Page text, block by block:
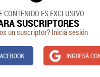
CONTENIDO ES EXCLUSIVO
SUSCRIPTORES
un suscriptor? Iniciá sesión